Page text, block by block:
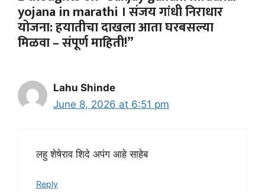
yojana in marathi । संजय गांधी निराधार
योजना: हयातीचा दाखला आता घरबसल्या
मिळवा – संपूर्ण माहिती!”
Lahu Shinde
June 8, 2026 at 6:51 pm
लहु शेषेराव शिदे अपंग आहे साहेब
Reply